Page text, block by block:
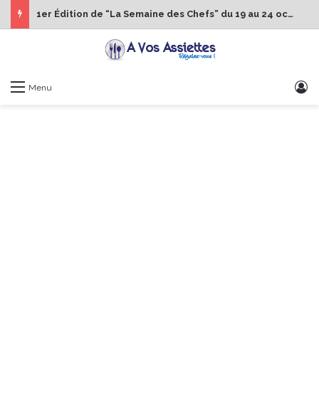
1er Édition de “La Semaine des Chefs” du 19 au 24 octobre 2026
Menu